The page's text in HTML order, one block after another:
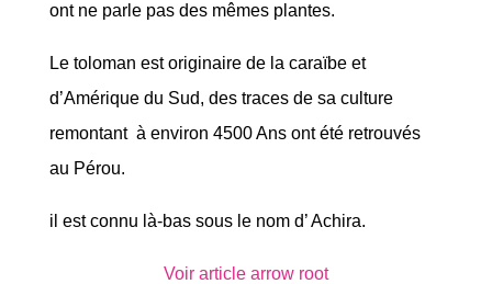
ont ne parle pas des mêmes plantes.
Le toloman est originaire de la caraïbe et
d’Amérique du Sud, des traces de sa culture
remontant à environ 4500 Ans ont été retrouvés
au Pérou.
il est connu là-bas sous le nom d’ Achira.
Voir article arrow root